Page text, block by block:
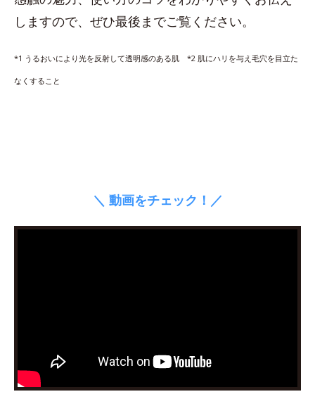
しますので、ぜひ最後までご覧ください。
*1 うるおいにより光を反射して透明感のある肌 *2 肌にハリを与え毛穴を目立た
なくすること
＼ 動画をチェック！／